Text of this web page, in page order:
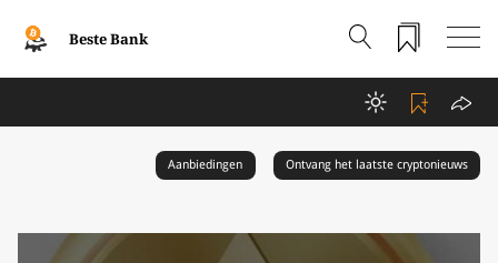
Beste Bank
Aanbiedingen Ontvang het laatste cryptonieuws